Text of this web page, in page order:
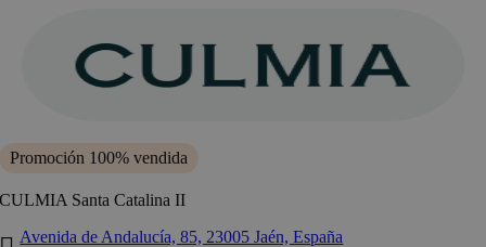
Promoción 100% vendida
CULMIA Santa Catalina II
Avenida de Andalucía, 85, 23005 Jaén, España